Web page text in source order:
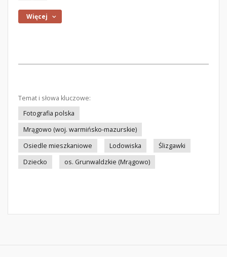
Więcej
Temat i słowa kluczowe:
Fotografia polska
Mrągowo (woj. warmińsko-mazurskie)
Osiedle mieszkaniowe
Lodowiska
Ślizgawki
Dziecko
os. Grunwaldzkie (Mrągowo)